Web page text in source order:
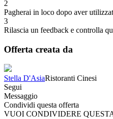
2
Pagherai in loco dopo aver
3
Rilascia un feedback e controlla
Offerta creata da
Stella D'AsiaRistoranti Cinesi
Segui
Messaggio
Condividi questa offerta
VUOI CONDIVIDERE